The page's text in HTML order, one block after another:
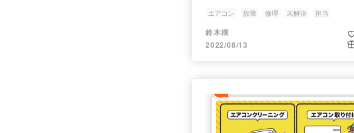
エアコン 故障 修理 未解決 担当
鈴木穣
2022/08/13